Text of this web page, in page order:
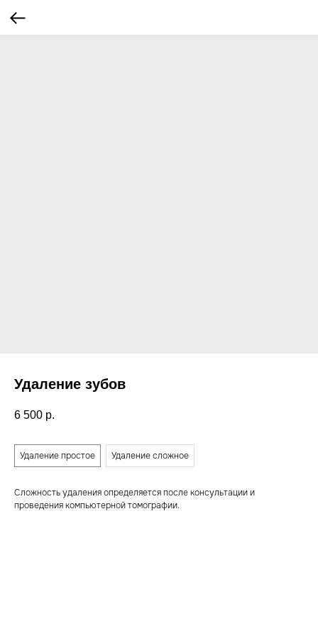
Удаление зубов
6 500 р.
Удаление простое
Удаление сложное
Сложность удаления определяется после консультации и
проведения компьютерной томографии.